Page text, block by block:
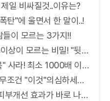
일 비싸질것..이유는?
탄"에 울면서 한 말이..!
들이 모르는 3가지!!
로또용지 찢지마세요. 97%이상이 모르는 비밀! "뒷면 비추면 번호 보인다!?"
백만원 있다면 당장 "이종목" 사라! 최소 1000배 이상 증가...충격!!
역류성식도염 증상있다면, 무조건 "이것"의심하세요. 간단치료법 나왔다!
집에서 5분만 "이것"해라! 피부개선 효과가 바로 나타난다!!